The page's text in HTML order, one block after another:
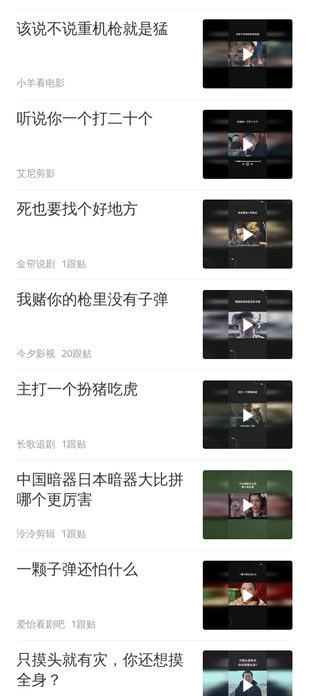
该说不说重机枪就是猛
小羊看电影
听说你一个打二十个
艾尼剪影
死也要找个好地方
金帘说剧 1跟贴
我赌你的枪里没有子弹
今夕影视 20跟贴
主打一个扮猪吃虎
长歌追剧 1跟贴
中国暗器日本暗器大比拼
哪个更厉害
泠泠剪辑 1跟贴
一颗子弹还怕什么
爱怡看剧吧 1跟贴
只摸头就有灾，你还想摸
全身？